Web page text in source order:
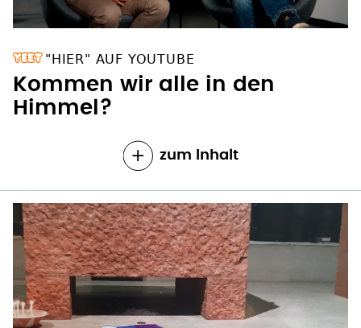
"HIER" AUF YOUTUBE
Kommen wir alle in den
Himmel?
zum Inhalt